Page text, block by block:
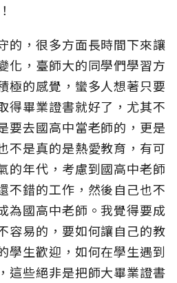
的，很多方面長時間下來讓
化，臺師大的同學們學習方
極的感覺，蠻多人想著只要
得畢業證書就好了，尤其不
要去國高中當老師的，更是
不是真的是熱愛教育，有可
的年代，考慮到國高中老師
不錯的工作，然後自己也不
為國高中老師。我覺得要成
容易的，要如何讓自己的教
學生歡迎，如何在學生遇到
這些絕非是把師大畢業證書